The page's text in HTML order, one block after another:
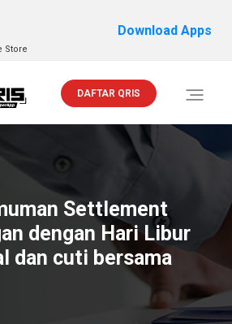
Store
Download Apps
Toggle
DAFTAR QRIS
Settlement
dengan Hari Libur
dan cuti bersama